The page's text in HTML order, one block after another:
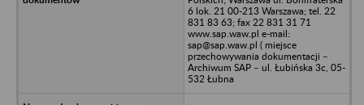
6 lok. 21 00-213 Warszawa; tel. 22
831 83 63; fax 22 831 31 71
www.sap.waw.pl e-mail:
sap@sap.waw.pl ( miejsce
przechowywania dokumentacji –
Archiwum SAP – ul. Łubińska 3c, 05-
532 Łubna